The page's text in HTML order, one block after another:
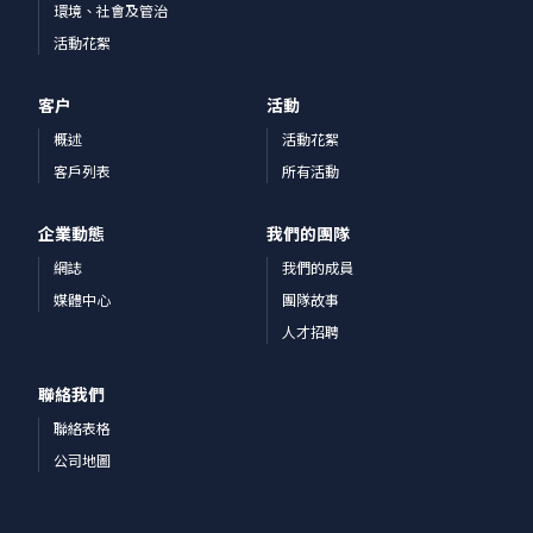
環境、社會及管治
活動花絮
客户
概述
客戶列表
活動
活動花絮
所有活動
企業動態
網誌
媒體中心
我們的團隊
我們的成員
團隊故事
人才招聘
聯絡我們
聯絡表格
公司地圖